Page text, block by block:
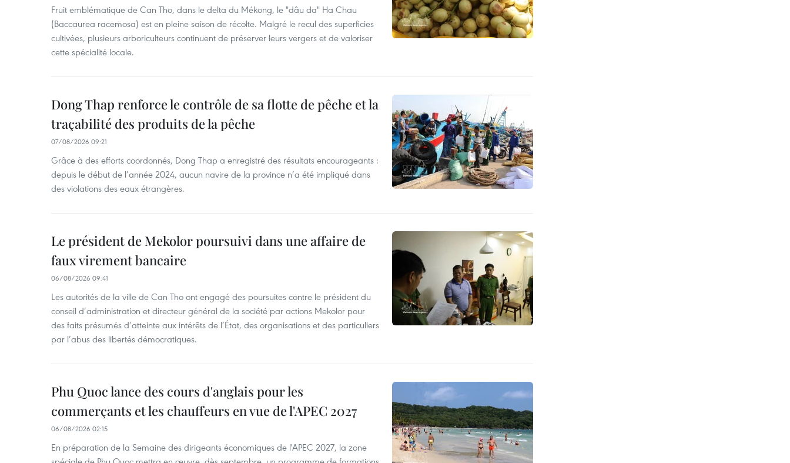
Fruit emblématique de Can Tho, dans le delta du Mékong, le "dâu da" Ha Chau
(Baccaurea racemosa) est en pleine saison de récolte. Malgré le recul des superficies
cultivées, plusieurs arboriculteurs continuent de préserver leurs vergers et de valoriser
cette spécialité locale.
Dong Thap renforce le contrôle de sa flotte de pêche et la
traçabilité des produits de la pêche
07/08/2026 09:21
Grâce à des efforts coordonnés, Dong Thap a enregistré des résultats encourageants :
depuis le début de l’année 2024, aucun navire de la province n’a été impliqué dans
des violations des eaux étrangères.
Le président de Mekolor poursuivi dans une affaire de
faux virement bancaire
06/08/2026 09:41
Les autorités de la ville de Can Tho ont engagé des poursuites contre le président du
conseil d’administration et directeur général de la société par actions Mekolor pour
des faits présumés d’atteinte aux intérêts de l’État, des organisations et des particuliers
par l’abus des libertés démocratiques.
Phu Quoc lance des cours d'anglais pour les
commerçants et les chauffeurs en vue de l'APEC 2027
06/08/2026 02:15
En préparation de la Semaine des dirigeants économiques de l'APEC 2027, la zone